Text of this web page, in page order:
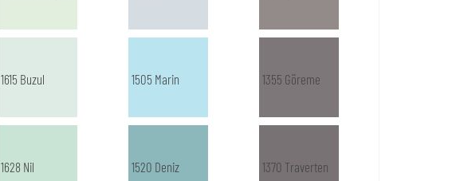
1615 Buzul 1505 Marin 1355 Göreme
1628 Nil 1520 Deniz 1370 Traverten